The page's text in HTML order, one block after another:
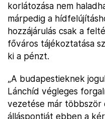
korlátozása nem
márpedig a
hozzájárulás csak a
főváros tájékoztatása
ki a pénzt.
„A budapestieknek
Lánchíd végleges
vezetése már
álláspontját ebben a